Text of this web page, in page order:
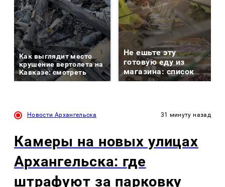
Как выглядит место
крушение вертолета на
Кавказе: смотреть
Не ешьте эту
готовую еду из
магазина: список
Новости Архангельска 31 минуту назад
Камеры на новых улицах
Архангельска: где
штрафуют за парковку